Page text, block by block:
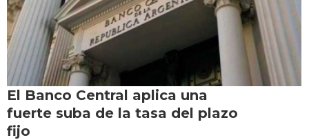
El Banco Central aplica una
fuerte suba de la tasa del plazo
fijo